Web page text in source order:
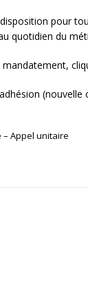
pour
quotidien du
(nouvelle
Appel unitaire